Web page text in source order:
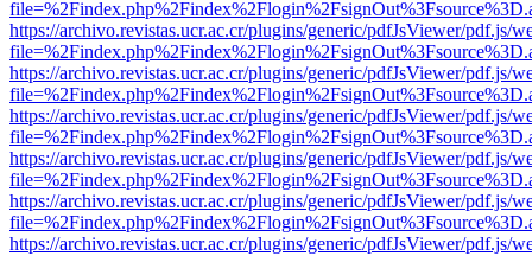
https://archivo.revistas.ucr.ac.cr/plugins/generic/pdfJsViewer/pdf.js/
https://archivo.revistas.ucr.ac.cr/plugins/generic/pdfJsViewer/pdf.js/
https://archivo.revistas.ucr.ac.cr/plugins/generic/pdfJsViewer/pdf.js/
https://archivo.revistas.ucr.ac.cr/plugins/generic/pdfJsViewer/pdf.js/
https://archivo.revistas.ucr.ac.cr/plugins/generic/pdfJsViewer/pdf.js/
https://archivo.revistas.ucr.ac.cr/plugins/generic/pdfJsViewer/pdf.js/